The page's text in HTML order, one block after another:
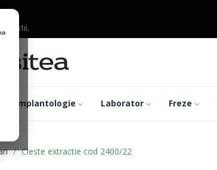
platii.
Implantologie Laborator Freze
Cleste extractie cod 2400/22